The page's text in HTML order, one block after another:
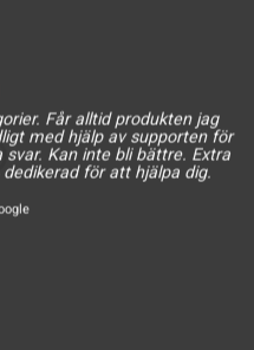
Får alltid produkten jag
med hjälp av supporten för
Kan inte bli bättre. Extra
för att hjälpa dig.